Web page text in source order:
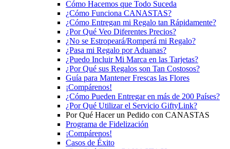
Cómo Hacemos que Todo Suceda
¿Cómo Funciona CANASTAS?
¿Cómo Entregan mi Regalo tan Rápidamente?
¿Por Qué Veo Diferentes Precios?
¿No se Estropeará/Romperá mi Regalo?
¿Pasa mi Regalo por Aduanas?
¿Puedo Incluir Mi Marca en las Tarjetas?
¿Por Qué sus Regalos son Tan Costosos?
Guía para Mantener Frescas las Flores
¡Compárenos!
¿Cómo Pueden Entregar en más de 200 Países?
¿Por Qué Utilizar el Servicio GiftyLink?
Por Qué Hacer un Pedido con CANASTAS
Programa de Fidelización
¡Compárenos!
Casos de Éxito